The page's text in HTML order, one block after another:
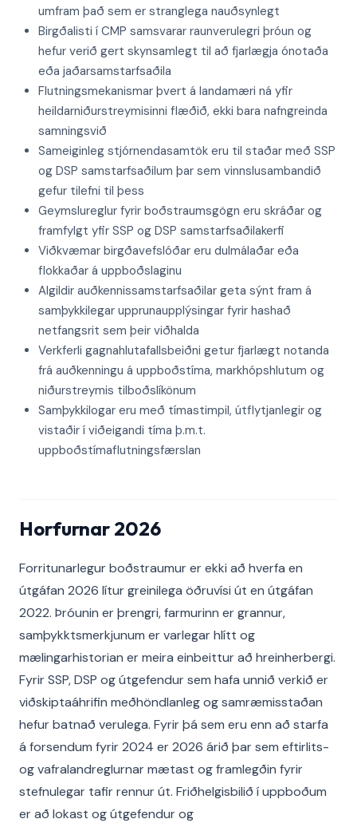
umfram það sem er stranglega nauðsynlegt
Birgðalisti í CMP samsvarar raunverulegri þróun og
hefur verið gert skynsamlegt til að fjarlægja ónotaða
eða jaðarsamstarfsaðila
Flutningsmekanismar þvert á landamæri ná yfir
heildarniðurstreymisinni flæðið, ekki bara nafngreinda
samningsvið
Sameiginleg stjórnendasamtök eru til staðar með SSP
og DSP samstarfsaðilum þar sem vinnslusambandið
gefur tilefni til þess
Geymslureglur fyrir boðstraumsgögn eru skráðar og
framfylgt yfir SSP og DSP samstarfsaðilakerfi
Viðkvæmar birgðavefslóðar eru dulmálaðar eða
flokkaðar á uppboðslaginu
Algildir auðkennissamstarfsaðilar geta sýnt fram á
samþykkilegar upprunaupplýsingar fyrir hashað
netfangsrit sem þeir viðhalda
Verkferli gagnahlutafallsbeiðni getur fjarlægt notanda
frá auðkenningu á uppboðstíma, markhópshlutum og
niðurstreymis tilboðslíkönum
Samþykkilogar eru með tímastimpil, útflytjanlegir og
vistaðir í viðeigandi tíma þ.m.t.
uppboðstímaflutningsfærslan
Horfurnar 2026
Forritunarlegur boðstraumur er ekki að hverfa en
útgáfan 2026 lítur greinilega öðruvísi út en útgáfan
2022. Þróunin er þrengri, farmurinn er grannur,
samþykktsmerkjunum er varlegar hlítt og
mælingarhistorian er meira einbeittur að hreinherbergi.
Fyrir SSP, DSP og útgefendur sem hafa unnið verkið er
viðskiptaáhrifin meðhöndlanleg og samræmisstaðan
hefur batnað verulega. Fyrir þá sem eru enn að starfa
á forsendum fyrir 2024 er 2026 árið þar sem eftirlits-
og vafralandreglurnar mætast og framlegðin fyrir
stefnulegar tafir rennur út. Friðhelgisbilið í uppboðum
er að lokast og útgefendur og